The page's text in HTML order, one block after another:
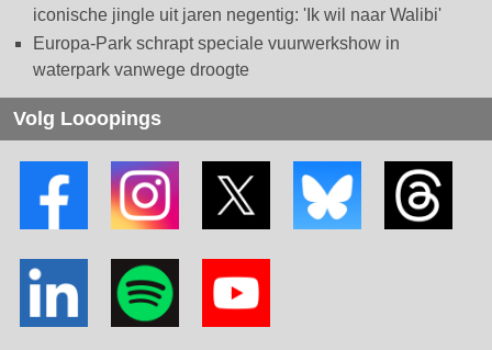
iconische jingle uit jaren negentig: 'Ik wil naar Walibi'
Europa-Park schrapt speciale vuurwerkshow in
waterpark vanwege droogte
Volg Looopings